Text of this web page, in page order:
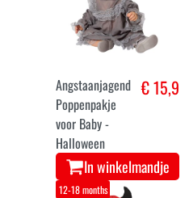
Angstaanjagend
Poppenpakje
voor Baby -
Halloween
€ 15,9
In winkelmandje
12-18 months